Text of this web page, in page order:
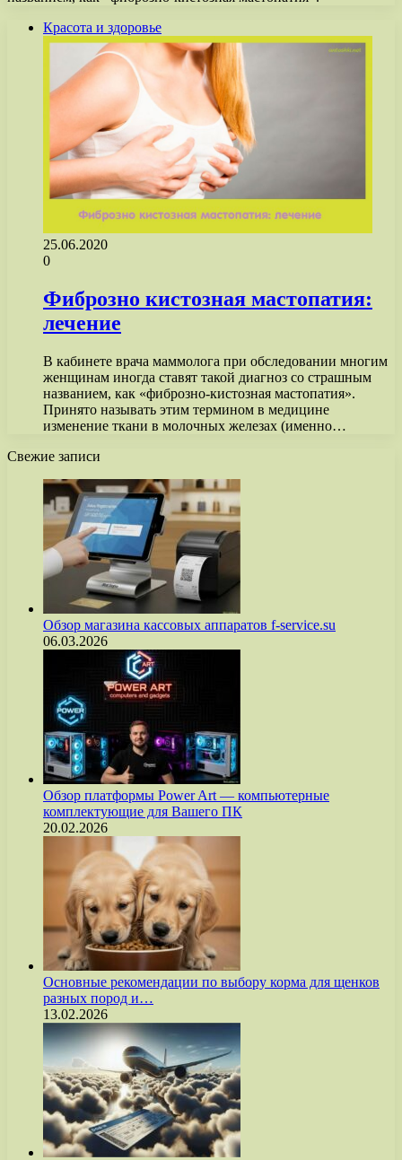
Красота и здоровье
25.06.2020
0
Фиброзно кистозная мастопатия:
лечение
В кабинете врача маммолога при обследовании многим
женщинам иногда ставят такой диагноз со страшным
названием, как «фиброзно-кистозная мастопатия».
Принято называть этим термином в медицине
изменение ткани в молочных железах (именно…
Свежие записи
Обзор магазина кассовых аппаратов f-service.su
06.03.2026
Обзор платформы Power Art — компьютерные
комплектующие для Вашего ПК
20.02.2026
Основные рекомендации по выбору корма для щенков
разных пород и…
13.02.2026